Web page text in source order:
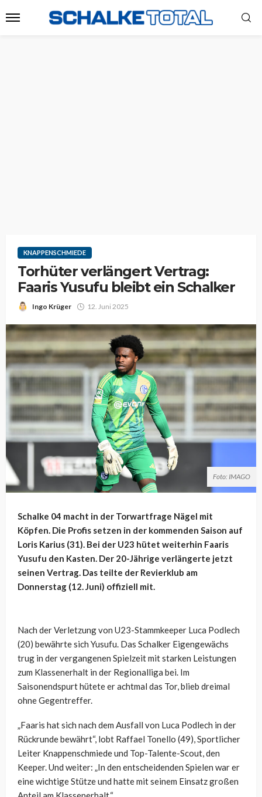
KNAPPENSCHMIEDE
Torhüter verlängert Vertrag:
Faaris Yusufu bleibt ein Schalker
Ingo Krüger 12. Juni 2025
Foto: IMAGO
Schalke 04 macht in der Torwartfrage Nägel mit
Köpfen. Die Profis setzen in der kommenden Saison auf
Loris Karius (31). Bei der U23 hütet weiterhin Faaris
Yusufu den Kasten. Der 20-Jährige verlängerte jetzt
seinen Vertrag. Das teilte der Revierklub am
Donnerstag (12. Juni) offiziell mit.
Nach der Verletzung von U23-Stammkeeper Luca Podlech
(20) bewährte sich Yusufu. Das Schalker Eigengewächs
trug in der vergangenen Spielzeit mit starken Leistungen
zum Klassenerhalt in der Regionalliga bei. Im
Saisonendspurt hütete er achtmal das Tor, blieb dreimal
ohne Gegentreffer.
„Faaris hat sich nach dem Ausfall von Luca Podlech in der
Rückrunde bewährt“, lobt Raffael Tonello (49), Sportlicher
Leiter Knappenschmiede und Top-Talente-Scout, den
Keeper. Und weiter: „In den entscheidenden Spielen war er
eine wichtige Stütze und hatte mit seinem Einsatz großen